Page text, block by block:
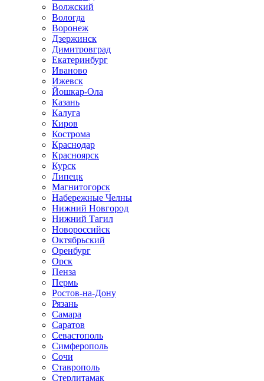
Волжский
Вологда
Воронеж
Дзержинск
Димитровград
Екатеринбург
Иваново
Ижевск
Йошкар-Ола
Казань
Калуга
Киров
Кострома
Краснодар
Красноярск
Курск
Липецк
Магнитогорск
Набережные Челны
Нижний Новгород
Нижний Тагил
Новороссийск
Октябрьский
Оренбург
Орск
Пенза
Пермь
Ростов-на-Дону
Рязань
Самара
Саратов
Севастополь
Симферополь
Сочи
Ставрополь
Стерлитамак